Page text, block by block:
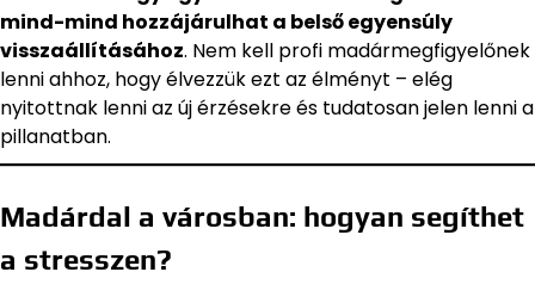
mind-mind hozzájárulhat a belső egyensúly
visszaállításához. Nem kell profi madármegfigyelőnek
lenni ahhoz, hogy élvezzük ezt az élményt – elég
nyitottnak lenni az új érzésekre és tudatosan jelen lenni a
pillanatban.
Madárdal a városban: hogyan segíthet
a stresszen?